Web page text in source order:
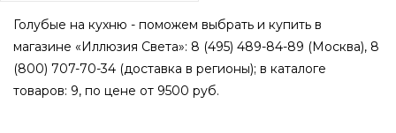
Голубые на кухню - поможем выбрать и купить в
магазине «Иллюзия Света»: 8 (495) 489-84-89 (Москва), 8
(800) 707-70-34 (доставка в регионы); в каталоге
товаров: 9, по цене от 9500 руб.